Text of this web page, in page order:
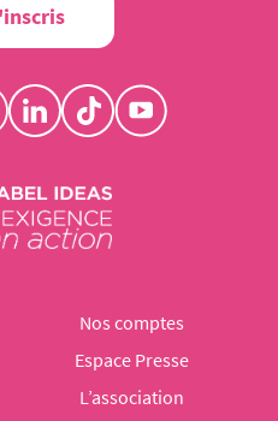
Nos comptes
Espace Presse
L’association